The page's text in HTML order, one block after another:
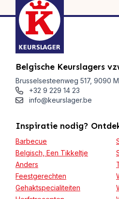
Belgische Keurslagers
Brusselsesteenweg 517, 9090
+32 9 229 14 23
info@keurslager.be
Inspiratie nodig?
Barbecue
Belgisch, Een Tikkeltje
Anders
Feestgerechten
Gehaktspecialiteiten